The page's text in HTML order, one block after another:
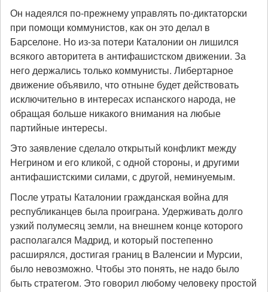
Он надеялся по-прежнему управлять по-диктаторски
при помощи коммунистов, как он это делал в
Барселоне. Но из-за потери Каталонии он лишился
всякого авторитета в антифашистском движении. За
него держались только коммунисты. Либертарное
движение объявило, что отныне будет действовать
исключительно в интересах испанского народа, не
обращая больше никакого внимания на любые
партийные интересы.
Это заявление сделало открытый конфликт между
Негрином и его кликой, с одной стороны, и другими
антифашистскими силами, с другой, неминуемым.
После утраты Каталонии гражданская война для
республиканцев была проиграна. Удерживать долго
узкий полумесяц земли, на внешнем конце которого
располагался Мадрид, и который постепенно
расширялся, достигая границ в Валенсии и Мурсии,
было невозможно. Чтобы это понять, не надо было
быть стратегом. Это говорил любому человеку простой